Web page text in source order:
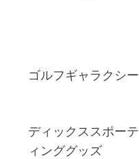
ゴルフギャラクシー
ディックススポーテ
ィンググッズ